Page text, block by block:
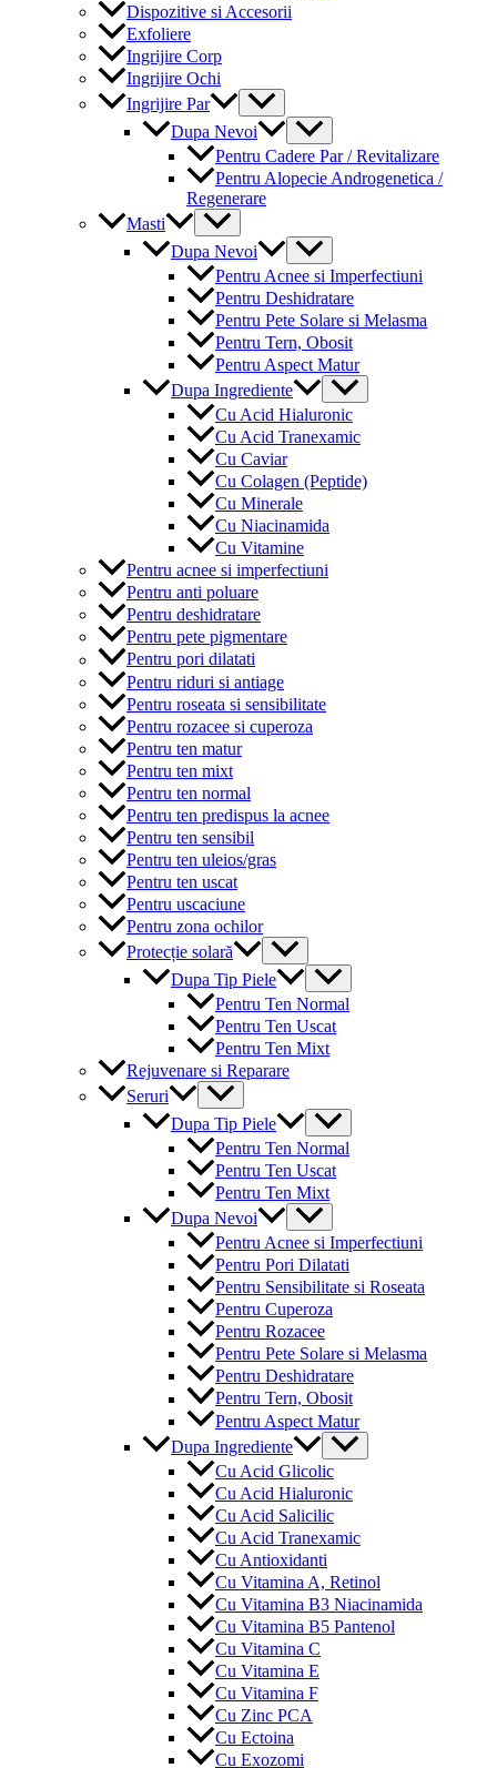
Dispozitive si Accesorii
Exfoliere
Ingrijire Corp
Ingrijire Ochi
Ingrijire Par
Menu
Toggle
Dupa Nevoi
Menu
Toggle
Pentru Cadere Par / Revitalizare
Pentru Alopecie Androgenetica /
Regenerare
Masti
Menu
Toggle
Dupa Nevoi
Menu
Toggle
Pentru Acnee si Imperfectiuni
Pentru Deshidratare
Pentru Pete Solare si Melasma
Pentru Tern, Obosit
Pentru Aspect Matur
Dupa Ingrediente
Menu
Toggle
Cu Acid Hialuronic
Cu Acid Tranexamic
Cu Caviar
Cu Colagen (Peptide)
Cu Minerale
Cu Niacinamida
Cu Vitamine
Pentru acnee si imperfectiuni
Pentru anti poluare
Pentru deshidratare
Pentru pete pigmentare
Pentru pori dilatati
Pentru riduri si antiage
Pentru roseata si sensibilitate
Pentru rozacee si cuperoza
Pentru ten matur
Pentru ten mixt
Pentru ten normal
Pentru ten predispus la acnee
Pentru ten sensibil
Pentru ten uleios/gras
Pentru ten uscat
Pentru uscaciune
Pentru zona ochilor
Protecție solară
Menu
Toggle
Dupa Tip Piele
Menu
Toggle
Pentru Ten Normal
Pentru Ten Uscat
Pentru Ten Mixt
Rejuvenare si Reparare
Seruri
Menu
Toggle
Dupa Tip Piele
Menu
Toggle
Pentru Ten Normal
Pentru Ten Uscat
Pentru Ten Mixt
Dupa Nevoi
Menu
Toggle
Pentru Acnee si Imperfectiuni
Pentru Pori Dilatati
Pentru Sensibilitate si Roseata
Pentru Cuperoza
Pentru Rozacee
Pentru Pete Solare si Melasma
Pentru Deshidratare
Pentru Tern, Obosit
Pentru Aspect Matur
Dupa Ingrediente
Menu
Toggle
Cu Acid Glicolic
Cu Acid Hialuronic
Cu Acid Salicilic
Cu Acid Tranexamic
Cu Antioxidanti
Cu Vitamina A, Retinol
Cu Vitamina B3 Niacinamida
Cu Vitamina B5 Pantenol
Cu Vitamina C
Cu Vitamina E
Cu Vitamina F
Cu Zinc PCA
Cu Ectoina
Cu Exozomi